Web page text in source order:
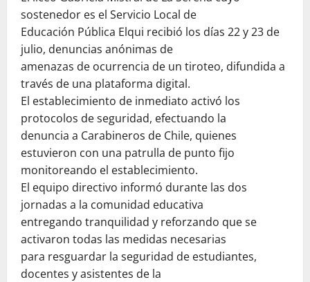
sostenedor es el Servicio Local de
Educación Pública Elqui recibió los días 22 y 23 de
julio, denuncias anónimas de
amenazas de ocurrencia de un tiroteo, difundida a
través de una plataforma digital.
El establecimiento de inmediato activó los
protocolos de seguridad, efectuando la
denuncia a Carabineros de Chile, quienes
estuvieron con una patrulla de punto fijo
monitoreando el establecimiento.
El equipo directivo informó durante las dos
jornadas a la comunidad educativa
entregando tranquilidad y reforzando que se
activaron todas las medidas necesarias
para resguardar la seguridad de estudiantes,
docentes y asistentes de la